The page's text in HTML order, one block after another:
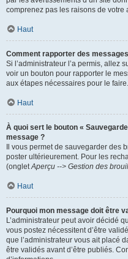
comprenez pas les raisons de votre
Haut
Comment rapporter des
Si l’administrateur l’a permis, allez
voir un bouton pour rapporter le
aux étapes nécessaires pour le faire.
Haut
À quoi sert le bouton «
message ?
Il vous permet de sauvegarder des
poster ultérieurement. Pour les
(ongletAperçu --> Gestion des
Haut
Pourquoi mon message doit être
L’administrateur peut avoir décidé
vous postez nécessitent d’être
que l’administrateur vous ait placé
être validés avant d’être publiés.